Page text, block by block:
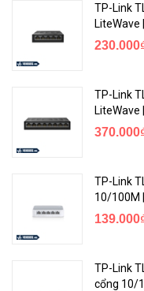
TP-Link
LiteWave
TP-Link
LiteWave
TP-Link
10/100M
TP-Link
cổng 10/